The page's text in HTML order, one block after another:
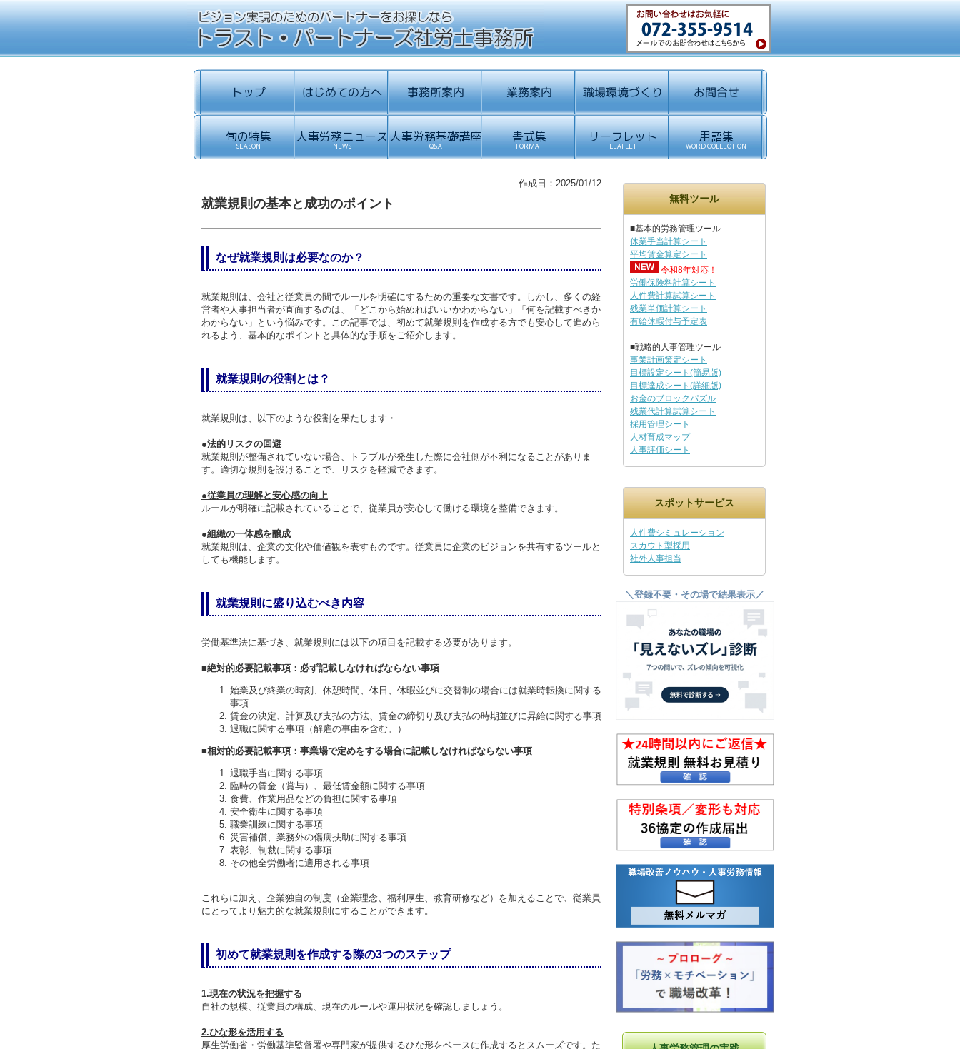
作成日：2025/01/12
就業規則の基本と成功のポイント
なぜ就業規則は必要なのか？
就業規則は、会社と従業員の間でルールを明確にするための重要な文書です。しかし、多くの経
営者や人事担当者が直面するのは、「どこから始めればいいかわからない」「何を記載すべきか
わからない」という悩みです。この記事では、初めて就業規則を作成する方でも安心して進めら
れるよう、基本的なポイントと具体的な手順をご紹介します。
就業規則の役割とは？
就業規則は、以下のような役割を果たします・
●法的リスクの回避
就業規則が整備されていない場合、トラブルが発生した際に会社側が不利になることがありま
す。適切な規則を設けることで、リスクを軽減できます。
●従業員の理解と安心感の向上
ルールが明確に記載されていることで、従業員が安心して働ける環境を整備できます。
●組織の一体感を醸成
就業規則は、企業の文化や価値観を表すものです。従業員に企業のビジョンを共有するツールと
しても機能します。
就業規則に盛り込むべき内容
労働基準法に基づき、就業規則には以下の項目を記載する必要があります。
■絶対的必要記載事項： 必ず記載しなければならない事項
始業及び終業の時刻、休憩時間、休日、休暇並びに交替制の場合には就業時転換に関する
事項
賃金の決定、計算及び支払の方法、賃金の締切り及び支払の時期並びに昇給に関する事項
退職に関する事項（解雇の事由を含む。）
■相対的必要記載事項：事業場で定めをする場合に記載しなければならない事項
退職手当に関する事項
臨時の賃金（賞与）、最低賃金額に関する事項
食費、作業用品などの負担に関する事項
安全衛生に関する事項
職業訓練に関する事項
災害補償、業務外の傷病扶助に関する事項
表彰、制裁に関する事項
その他全労働者に適用される事項
これらに加え、企業独自の制度（企業理念、福利厚生、教育研修など）を加えることで、従業員
にとってより魅力的な就業規則にすることができます。
初めて就業規則を作成する際の3つのステップ
1.現在の状況を把握する
自社の規模、従業員の構成、現在のルールや運用状況を確認しましょう。
2.ひな形を活用する
厚生労働省・労働基準監督署や専門家が提供するひな形をベースに作成するとスムーズです。た
無料ツール
■基本的労務管理ツール
休業手当計算シート
平均賃金算定シート
令和8年対応！
労働保険料計算シート
人件費計算試算シート
残業単価計算シート
有給休暇付与予定表
■戦略的人事管理ツール
事業計画策定シート
目標設定シート(簡易版)
目標達成シート(詳細版)
お金のブロックパズル
残業代計算試算シート
採用管理シート
人材育成マップ
人事評価シート
スポットサービス
人件費シミュレーション
スカウト型採用
社外人事担当
＼登録不要・その場で結果表示／